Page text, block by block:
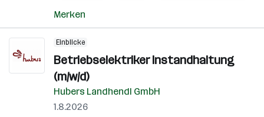
Merken
Einblicke
Betriebselektriker Instandhaltung
(m/w/d)
Hubers Landhendl GmbH
1.8.2026